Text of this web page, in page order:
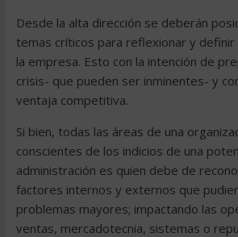
Desde la alta dirección se deberán
temas críticos para reflexionar y
la empresa. Esto con la intención de
crisis- que pueden ser inminentes- y
ventaja competitiva.
Si bien, todas las áreas de una
conscientes de los indicios de una
administración es quien debe de
factores internos y externos que
problemas mayores; impactando las
ventas, mercadotecnia, sistemas o